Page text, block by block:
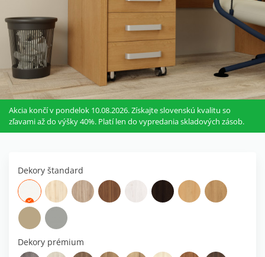
Akcia končí v pondelok 10.08.2026. Získajte slovenskú kvalitu so
zľavami až do výšky 40%. Platí len do vypredania skladových zásob.
Dekory štandard
Dekory prémium